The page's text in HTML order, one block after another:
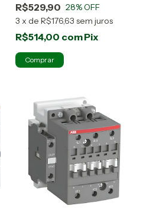
R$529,90 28% OFF
3 x de R$176,63 sem juros
R$514,00 comPix